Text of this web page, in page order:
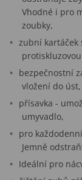
Vhodné i pro
zoubky,
zubní kartáček
bezpečnostní
vložení do úst,
přísavka -
umyvadlo,
pro
Jemně
Ideální pro